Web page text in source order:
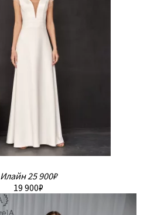
Илайн 25 900₽
19 900₽